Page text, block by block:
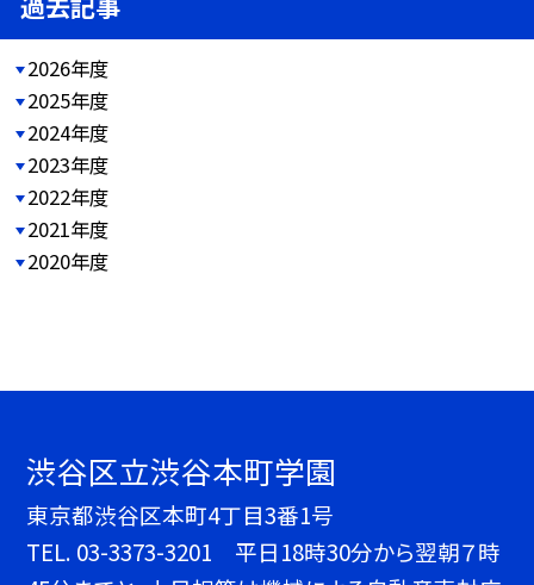
2026年度
2025年度
2024年度
2023年度
2022年度
2021年度
2020年度
渋谷区立渋谷本町学園
東京都渋谷区本町4丁目3番1号
TEL. 03-3373-3201 平日18時30分から翌朝７時